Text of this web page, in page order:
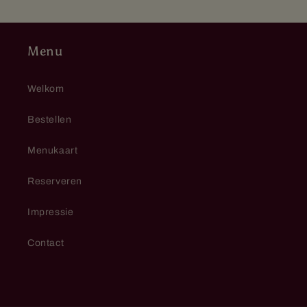
Menu
Welkom
Bestellen
Menukaart
Reserveren
Impressie
Contact